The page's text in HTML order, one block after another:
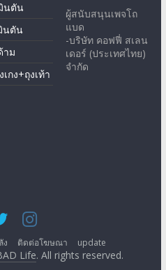
นตัน
นตัน
าม
เกง+ถุงเท้า
ผู้สนับสนุนเพจโถ
แบด
-บริษัท คอฟฟี่ สเลน
เดอร์ (ประเทศไทย)
จำกัด
ง ติดต่อโฆษณา update
Life. All rights reserved.